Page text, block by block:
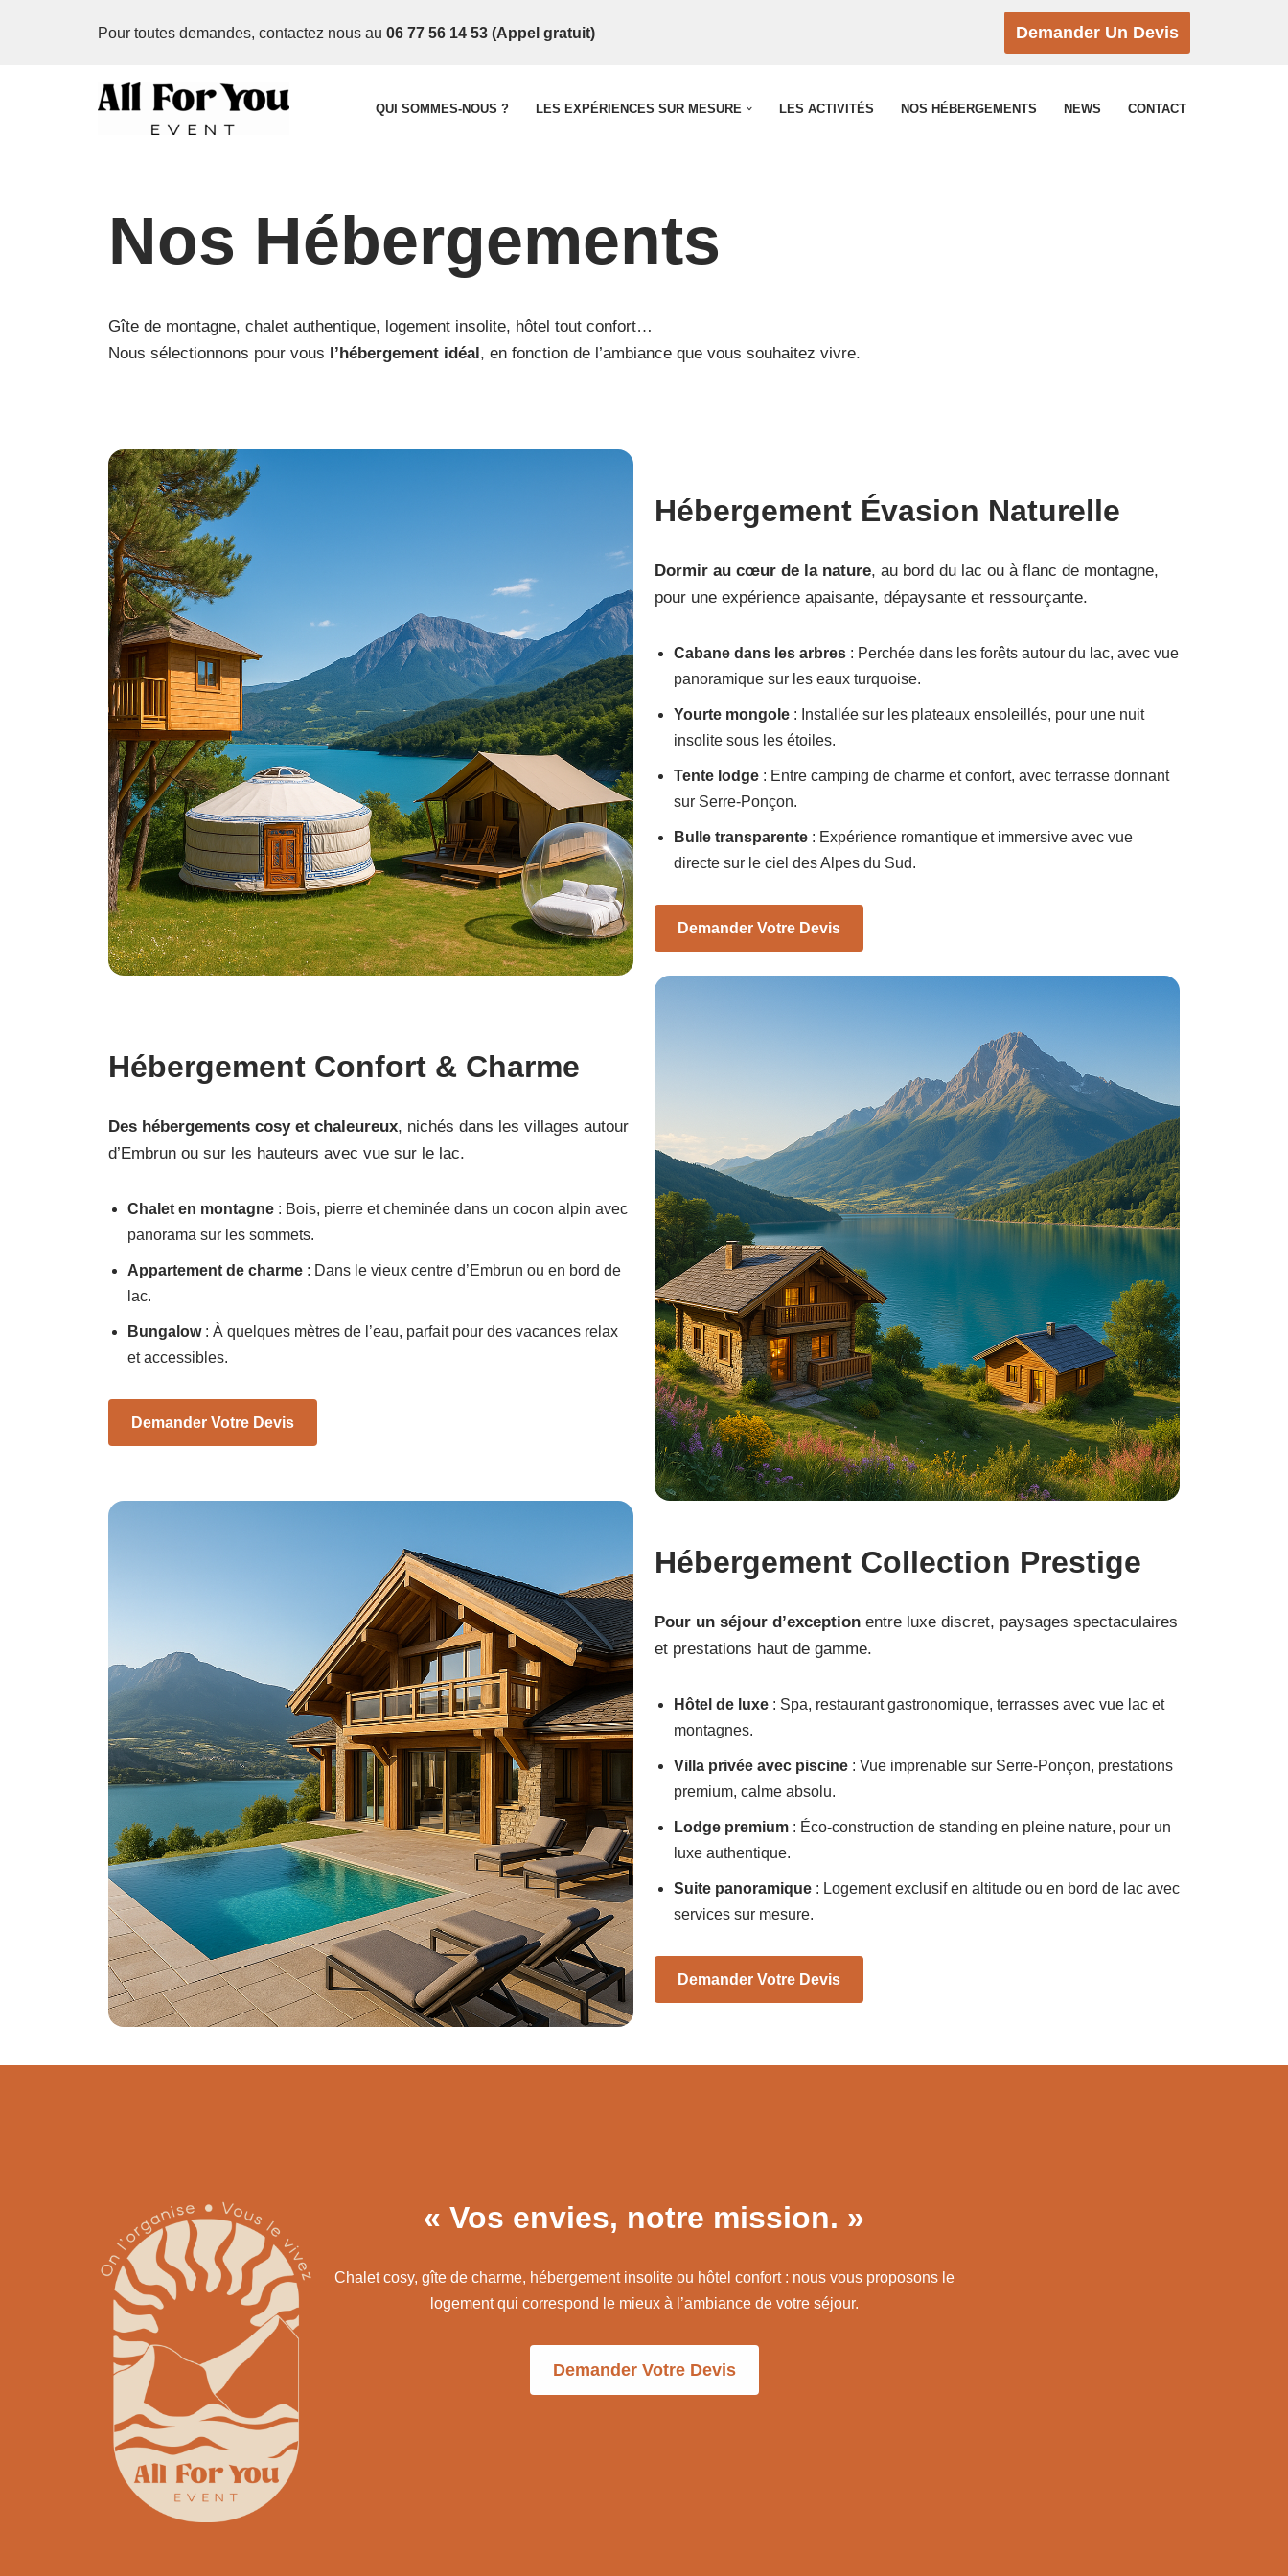
Pour toutes demandes, contactez nous au 06 77 56 14 53 (Appel gratuit) Demander Un Devis
QUI SOMMES-NOUS ? LES EXPÉRIENCES SUR MESURE LES ACTIVITÉS NOS HÉBERGEMENTS NEWS CONTACT
Nos Hébergements
Gîte de montagne, chalet authentique, logement insolite, hôtel tout confort…
Nous sélectionnons pour vous l’hébergement idéal, en fonction de l’ambiance que vous souhaitez vivre.
Hébergement Évasion Naturelle
Dormir au cœur de la nature, au bord du lac ou à flanc de montagne,
pour une expérience apaisante, dépaysante et ressourçante.
Cabane dans les arbres: Perchée dans les forêts autour du lac, avec vue
panoramique sur les eaux turquoise.
Yourte mongole: Installée sur les plateaux ensoleillés, pour une nuit
insolite sous les étoiles.
Tente lodge: Entre camping de charme et confort, avec terrasse donnant
sur Serre-Ponçon.
Bulle transparente: Expérience romantique et immersive avec vue
directe sur le ciel des Alpes du Sud.
Demander Votre Devis
Hébergement Confort & Charme
Des hébergements cosy et chaleureux, nichés dans les villages autour
d’Embrun ou sur les hauteurs avec vue sur le lac.
Chalet en montagne: Bois, pierre et cheminée dans un cocon alpin avec
panorama sur les sommets.
Appartement de charme: Dans le vieux centre d’Embrun ou en bord de
lac.
Bungalow: À quelques mètres de l’eau, parfait pour des vacances relax
et accessibles.
Demander Votre Devis
Hébergement Collection Prestige
Pour un séjour d’exceptionentre luxe discret, paysages spectaculaires
et prestations haut de gamme.
Hôtel de luxe: Spa, restaurant gastronomique, terrasses avec vue lac et
montagnes.
Villa privée avec piscine: Vue imprenable sur Serre-Ponçon, prestations
premium, calme absolu.
Lodge premium: Éco-construction de standing en pleine nature, pour un
luxe authentique.
Suite panoramique: Logement exclusif en altitude ou en bord de lac avec
services sur mesure.
Demander Votre Devis
« Vos envies, notre mission. »
Chalet cosy, gîte de charme, hébergement insolite ou hôtel confort : nous vous proposons le
logement qui correspond le mieux à l’ambiance de votre séjour.
Demander Votre Devis